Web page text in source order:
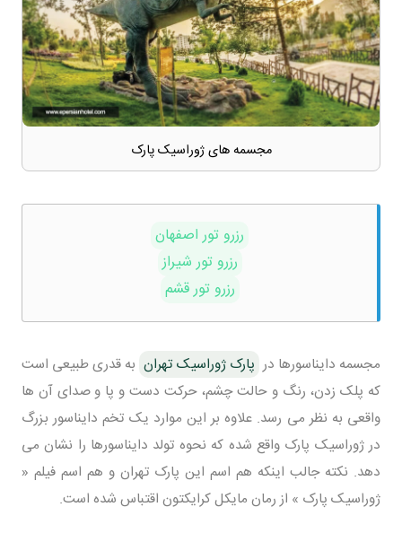
مجسمه های ژوراسیک پارک
رزرو تور اصفهان
رزرو تور شیراز
رزرو تور قشم
مجسمه دایناسورها در پارک ژوراسیک تهران به قدری طبیعی است
که پلک زدن، رنگ و حالت چشم، حرکت دست و پا و صدای آن ها
واقعی به نظر می رسد. علاوه بر این موارد یک تخم دایناسور بزرگ
در ژوراسیک پارک واقع شده که نحوه تولد دایناسورها را نشان می
دهد. نکته جالب اینکه هم اسم این پارک تهران و هم اسم فیلم «
ژوراسیک پارک » از رمان مایکل کرایکتون اقتباس شده است.